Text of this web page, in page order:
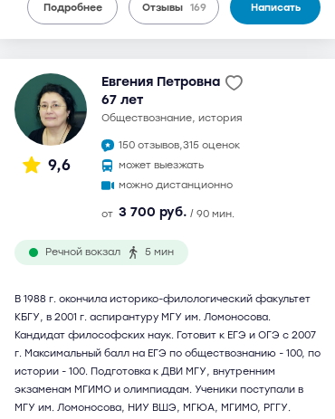
Подробнее Отзывы 169 Написать
9,6
Евгения Петровна
67 лет
обществознание, история
150 отзывов,315 оценок
может выезжать
можно дистанционно
от 3 700 руб. / 90 мин.
Речной вокзал 5 мин
В 1988 г. окончила историко-филологический факультет
КБГУ, в 2001 г. аспирантуру МГУ им. Ломоносова.
Кандидат философских наук. Готовит к ЕГЭ и ОГЭ с 2007
г. Максимальный балл на ЕГЭ по обществознанию - 100, по
истории - 100. Подготовка к ДВИ МГУ, внутренним
экзаменам МГИМО и олимпиадам. Ученики поступали в
МГУ им. Ломоносова, НИУ ВШЭ, МГЮА, МГИМО, РГГУ.